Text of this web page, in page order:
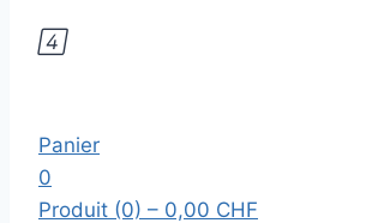

Panier
0
Produit (0) – 0,00 CHF